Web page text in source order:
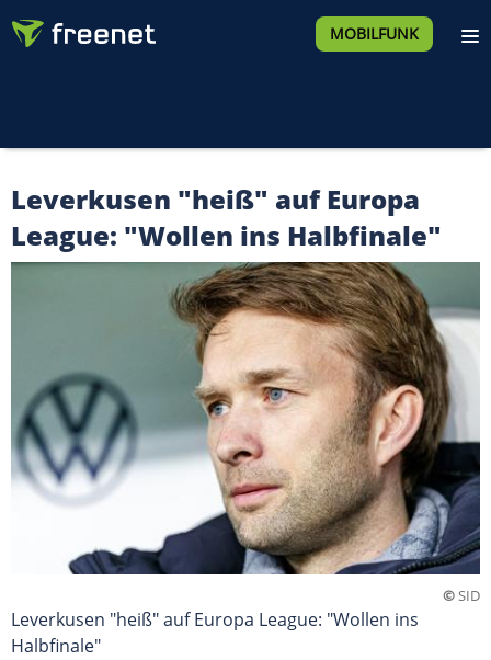
MOBILFUNK
Leverkusen "heiß" auf Europa
League: "Wollen ins Halbfinale"
©SID
Leverkusen "heiß" auf Europa League: "Wollen ins
Halbfinale"